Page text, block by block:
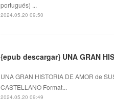
portugués) ...
2024.05.20 09:50
{epub descargar} UNA GRAN
UNA GRAN HISTORIA DE AMOR de
CASTELLANO Format...
2024.05.20 09:49